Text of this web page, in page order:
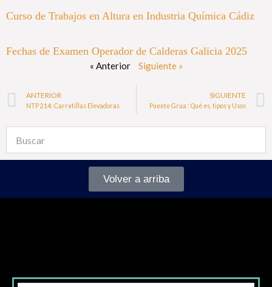
Curso de Trabajos en Altura en Industria Química Cádiz
Fechas de Examen Operador de Calderas Galicia 2025
« Anterior Siguiente »
ANTERIOR
NTP 214: Carretillas Elevadoras
SIGUIENTE
Puente Grúa : Qué es, tipos y Usos
Volver a arriba